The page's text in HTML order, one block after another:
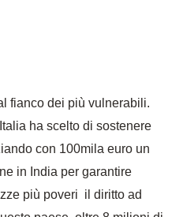
fianco dei più vulnerabili.
ha scelto di sostenere
con 100mila euro un
in India per garantire
più poveri il diritto ad